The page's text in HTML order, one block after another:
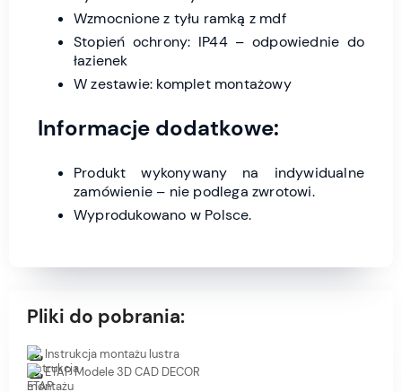
Wzmocnione z tyłu ramką z mdf
Stopień ochrony: IP44 – odpowiednie do
łazienek
W zestawie: komplet montażowy
Informacje dodatkowe:
Produkt wykonywany na indywidualne
zamówienie – nie podlega zwrotowi.
Wyprodukowano w Polsce.
Pliki do pobrania:
Instrukcja montażu lustra
ETAP Modele 3D CAD DECOR